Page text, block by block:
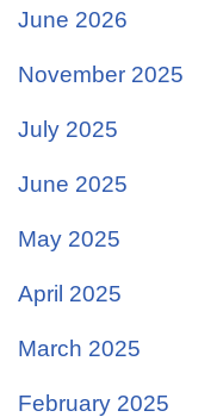
June 2026
November 2025
July 2025
June 2025
May 2025
April 2025
March 2025
February 2025